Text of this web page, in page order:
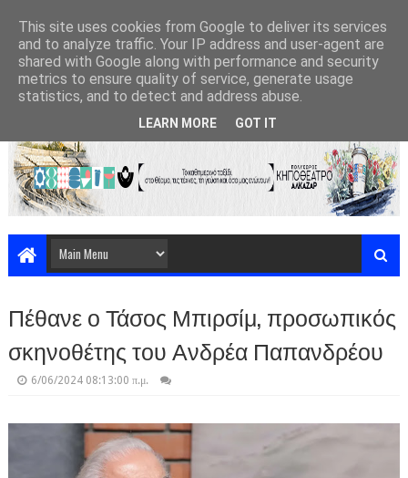
Πέθανε ο Τάσος Μπιρσίμ, προσωπικός
σκηνοθέτης του Ανδρέα Παπανδρέου
6/06/2024 08:13:00 π.μ.
This site uses cookies from Google to deliver its services
and to analyze traffic. Your IP address and user-agent are
shared with Google along with performance and security
metrics to ensure quality of service, generate usage
statistics, and to detect and address abuse.
LEARN MORE GOT IT